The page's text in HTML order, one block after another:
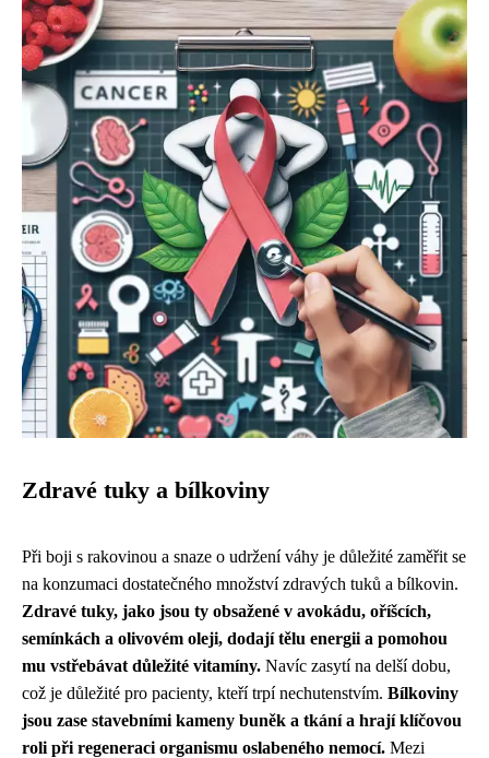
Zdravé tuky a bílkoviny
Při boji s rakovinou a snaze o udržení váhy je důležité zaměřit se
na konzumaci dostatečného množství zdravých tuků a bílkovin.
Zdravé tuky, jako jsou ty obsažené v avokádu, oříšcích,
semínkách a olivovém oleji, dodají tělu energii a pomohou
mu vstřebávat důležité vitamíny. Navíc zasytí na delší dobu,
což je důležité pro pacienty, kteří trpí nechutenstvím. Bílkoviny
jsou zase stavebními kameny buněk a tkání a hrají klíčovou
roli při regeneraci organismu oslabeného nemocí. Mezi